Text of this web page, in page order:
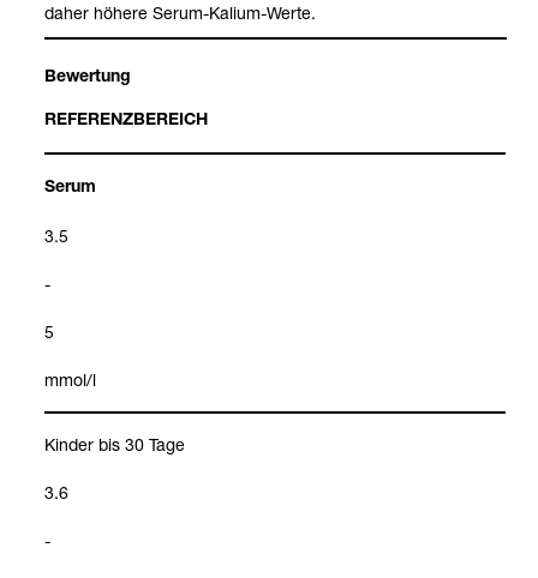
daher höhere Serum-​Kalium-​Werte.
Bewer­tung
REFE­RENZ­BE­REICH
Serum
3.5
-
5
mmol/l
Kin­der bis 30 Tage
3.6
-